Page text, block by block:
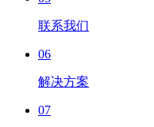
联系我们
06
解决方案
07